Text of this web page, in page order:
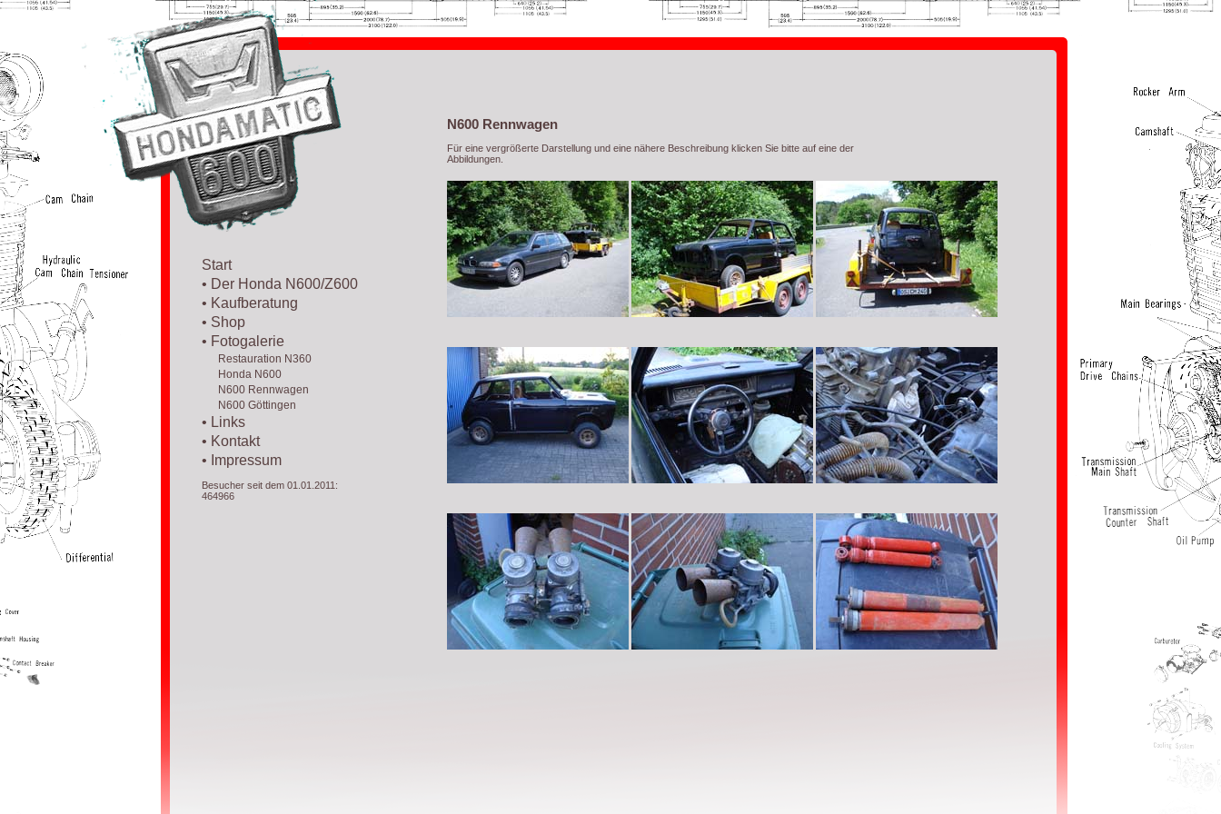
Start
• Der Honda N600/Z600
• Kaufberatung
• Shop
• Fotogalerie
Restauration N360
Honda N600
N600 Rennwagen
N600 Göttingen
• Links
• Kontakt
• Impressum
Besucher seit dem 01.01.2011:
464966
N600 Rennwagen
Für eine vergrößerte Darstellung und eine nähere Beschreibung klicken Sie bitte auf eine der
Abbildungen.